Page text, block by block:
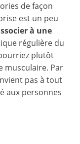
de façon
est un peu
à une
régulière du
plutôt
musculaire. Par
pas à tout
aux personnes